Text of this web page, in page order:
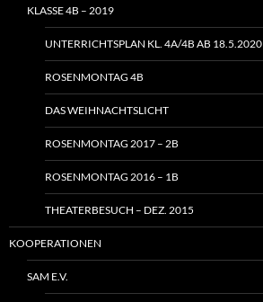
KLASSE 4B – 2019
UNTERRICHTSPLAN KL. 4A/4B AB 18.5.2020
ROSENMONTAG 4B
DAS WEIHNACHTSLICHT
ROSENMONTAG 2017 – 2B
ROSENMONTAG 2016 – 1B
THEATERBESUCH – DEZ. 2015
KOOPERATIONEN
SAM E.V.